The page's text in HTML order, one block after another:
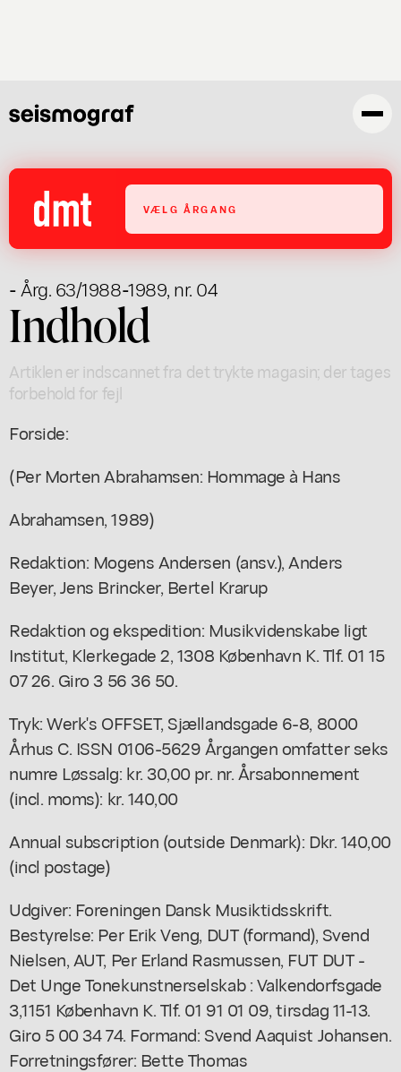
VÆLG ÅRGANG
- Årg. 63/1988-1989, nr. 04
Indhold
Artiklen er indscannet fra det trykte magasin; der tages
forbehold for fejl
Forside:
(Per Morten Abrahamsen: Hommage à Hans
Abrahamsen, 1989)
Redaktion: Mogens Andersen (ansv.), Anders
Beyer, Jens Brincker, Bertel Krarup
Redaktion og ekspedition: Musikvidenskabe ligt
Institut, Klerkegade 2, 1308 København K. Tlf. 01 15
07 26. Giro 3 56 36 50.
Tryk: Werk's OFFSET, Sjællandsgade 6-8, 8000
Århus C. ISSN 0106-5629 Årgangen omfatter seks
numre Løssalg: kr. 30,00 pr. nr. Årsabonnement
(incl. moms): kr. 140,00
Annual subscription (outside Denmark): Dkr. 140,00
(incl postage)
Udgiver: Foreningen Dansk Musiktidsskrift.
Bestyrelse: Per Erik Veng, DUT (formand), Svend
Nielsen, AUT, Per Erland Rasmussen, FUT DUT -
Det Unge Tonekunstnerselskab : Valkendorfsgade
3,1151 København K. Tlf. 01 91 01 09, tirsdag 11-13.
Giro 5 00 34 74. Formand: Svend Aaquist Johansen.
Forretningsfører: Bette Thomas